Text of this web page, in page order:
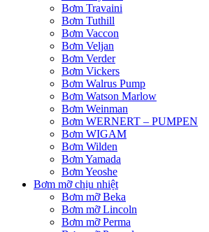
Bơm Travaini
Bơm Tuthill
Bơm Vaccon
Bơm Veljan
Bơm Verder
Bơm Vickers
Bơm Walrus Pump
Bơm Watson Marlow
Bơm Weinman
Bơm WERNERT – PUMPEN
Bơm WIGAM
Bơm Wilden
Bơm Yamada
Bơm Yeoshe
Bơm mỡ chịu nhiệt
Bơm mỡ Beka
Bơm mỡ Lincoln
Bơm mỡ Perma